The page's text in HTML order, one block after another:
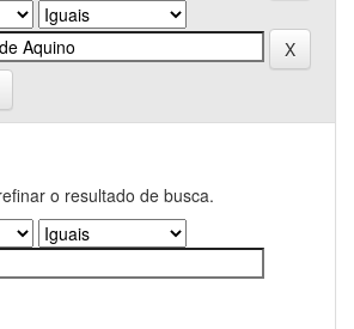
o resultado de busca.